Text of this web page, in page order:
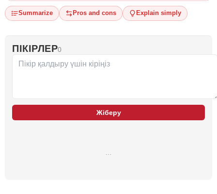
Summarize Pros and cons Explain simply
ПІКІРЛЕР0
Жіберу